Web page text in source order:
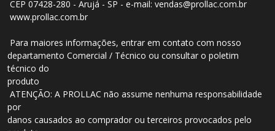
CEP 07428-280 - Arujá - SP - e-mail: vendas@prollac.com.br
www.prollac.com.br
Para maiores informações, entrar em contato com nosso
departamento Comercial / Técnico ou consultar o poletim
técnico do
produto
ATENÇÃO: A PROLLAC não assume nenhuma responsabilidade
por
danos causados ao comprador ou terceiros provocados pelo